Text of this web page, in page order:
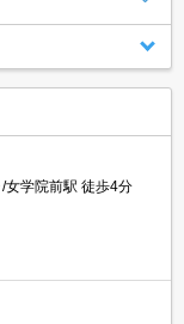
女学院前駅 徒歩4分